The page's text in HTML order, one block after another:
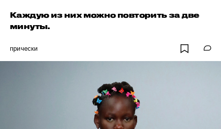
Каждую из них можно повторить за две
минуты.
прически